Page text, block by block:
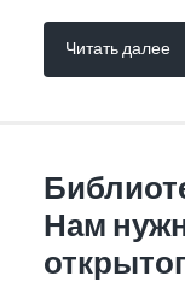
Читать далее
Нам